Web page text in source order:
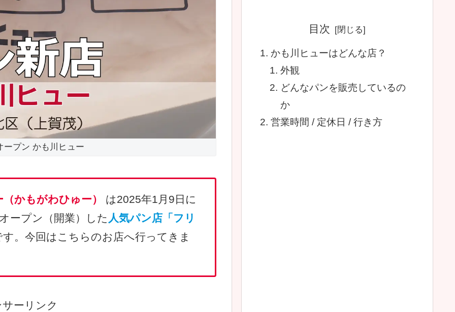
ープン かも川ヒュー
かもがわひゅー）
は2025年1月9日に
ープン（開業）した 人気パン店「フリ
す。今回はこちらのお店へ行ってきま
ーリンク
目次
かも川ヒューはどんな店？
外観
どんなパンを販売しているの
か
営業時間 / 定休日 / 行き方